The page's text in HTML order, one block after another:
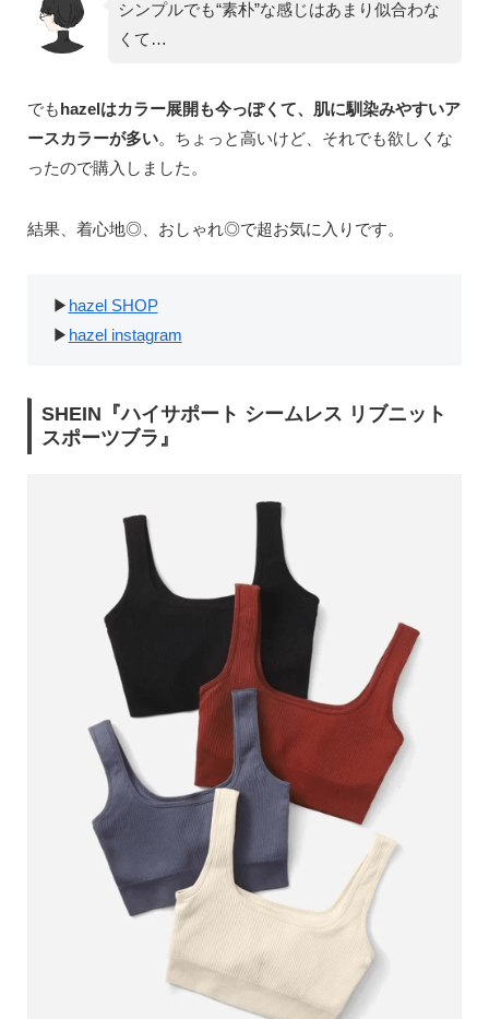
シンプルでも“素朴”な感じはあまり似合わな
くて…
でもhazelはカラー展開も今っぽくて、肌に馴染みやすいア
ースカラーが多い。ちょっと高いけど、それでも欲しくな
ったので購入しました。
結果、着心地◎、おしゃれ◎で超お気に入りです。
▶︎ hazel SHOP
▶︎ hazel instagram
SHEIN『ハイサポート シームレス リブニット
スポーツブラ』